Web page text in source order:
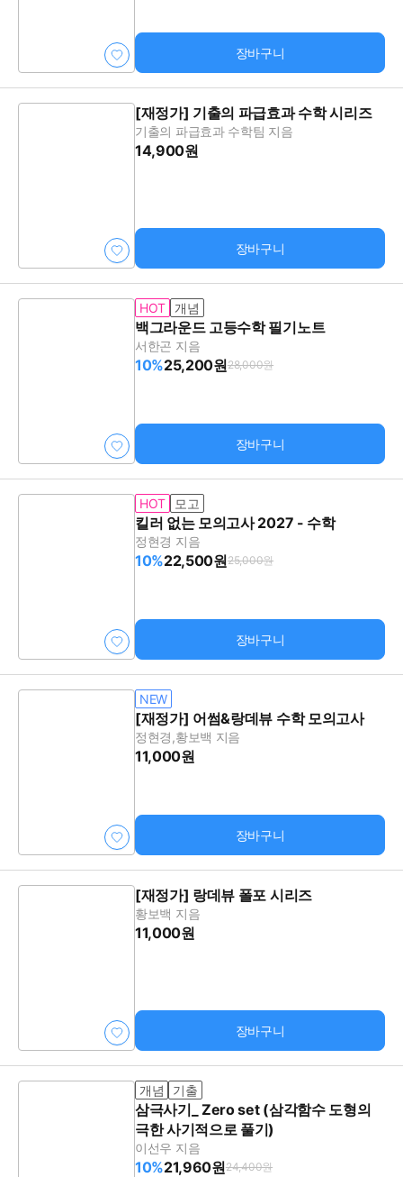
장바구니
[재정가] 기출의 파급효과 수학 시리즈
기출의 파급효과 수학팀 지음
14,900원
장바구니
HOT 개념
백그라운드 고등수학 필기노트
서한곤 지음
10%25,200원28,000원
장바구니
HOT 모고
킬러 없는 모의고사 2027 - 수학
정현경 지음
10%22,500원25,000원
장바구니
NEW
[재정가] 어썸&랑데뷰 수학 모의고사
정현경,황보백 지음
11,000원
장바구니
[재정가] 랑데뷰 폴포 시리즈
황보백 지음
11,000원
장바구니
개념 기출
삼극사기_ Zero set (삼각함수 도형의
극한 사기적으로 풀기)
이선우 지음
10%21,960원24,400원